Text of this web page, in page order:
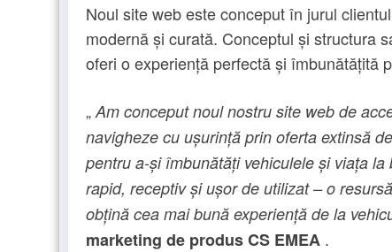
Noul site web este conceput în jurul
modernă și curată. Conceptul și structura
oferi o experiență perfectă și îmbunătățită
„ Am conceput noul nostru site web de
navigheze cu ușurință prin oferta extinsă
pentru a-și îmbunătăți vehiculele și viața
rapid, receptiv și ușor de utilizat – o
obțină cea mai bună experiență de la
marketing de produs CS EMEA .